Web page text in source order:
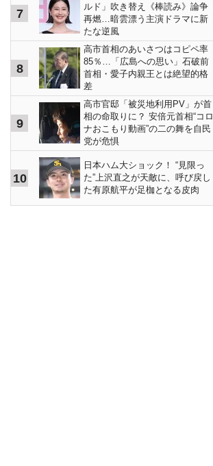
7
ルド」吹き替え《棒読み》論争
再燃…暗雲漂う主演ドラマに新
たな逆風
8
高市首相のあいさつはコピペ率
85％…「広島への思い」石破前
首相・愛子内親王とは絶望的格
差
9
高市官邸「被災地利用PV」が首
相の命取りに？ 安倍元首相“コロ
ナおこもり動画”の二の舞を自民
党が危惧
10
日本ハム大ショック！ “見限っ
た”上沢直之が天敵に、呼び戻し
た有原航平が足枷となる皮肉